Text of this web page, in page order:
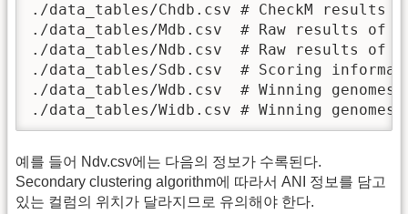
./data_tables/Chdb.csv # CheckM results
./data_tables/Mdb.csv  # Raw results of
./data_tables/Ndb.csv  # Raw results of
./data_tables/Sdb.csv  # Scoring
./data_tables/Wdb.csv  # Winning genomes
./data_tables/Widb.csv # Winning
예를 들어 Ndv.csv에는 다음의 정보가 수록된다.
Secondary clustering algorithm에 따라서 ANI 정보를 담고
있는 컬럼의 위치가 달라지므로 유의해야 한다.